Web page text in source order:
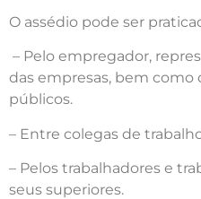
O assédio pode ser
– Pelo empregador,
das empresas, bem como
públicos.
– Entre colegas de
– Pelos trabalhadores e
seus superiores.